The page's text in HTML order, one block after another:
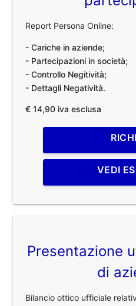
Report Persona Online:
- Cariche in aziende;
- Partecipazioni in società;
- Controllo Negitività;
- Dettagli Negatività.
€ 14,90 iva esclusa
VEDI
Presentazione
di
Bilancio ottico ufficiale